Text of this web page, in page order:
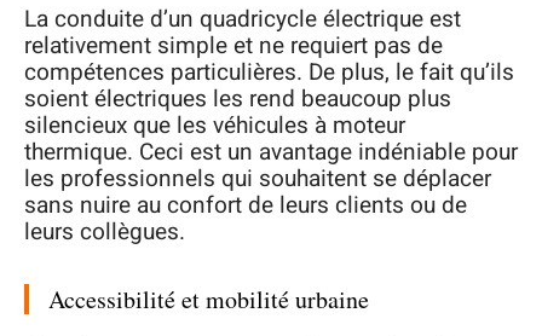
La conduite d’un quadricycle électrique est
relativement simple et ne requiert pas de
compétences particulières. De plus, le fait qu’ils
soient électriques les rend beaucoup plus
silencieux que les véhicules à moteur
thermique. Ceci est un avantage indéniable pour
les professionnels qui souhaitent se déplacer
sans nuire au confort de leurs clients ou de
leurs collègues.
Accessibilité et mobilité urbaine